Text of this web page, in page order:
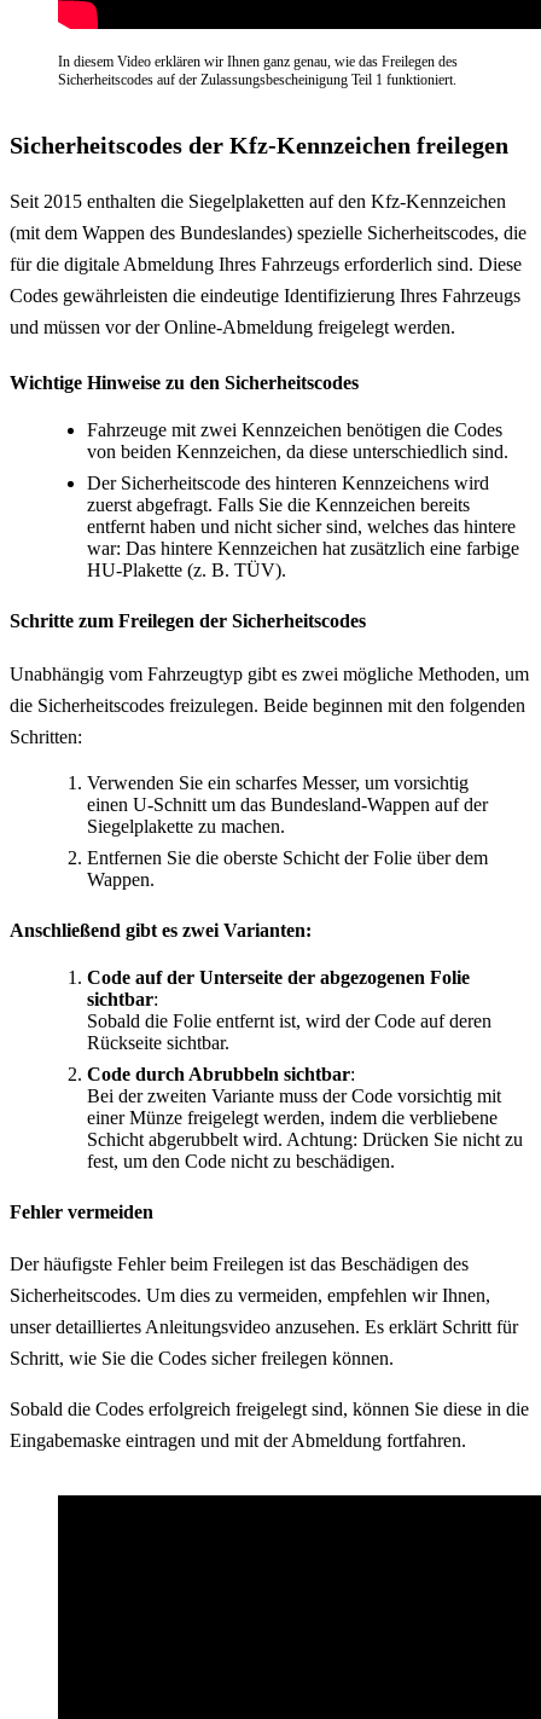
In diesem Video erklären wir Ihnen ganz genau, wie das Freilegen des
Sicherheitscodes auf der Zulassungsbescheinigung Teil 1 funktioniert.
Sicherheitscodes der Kfz-Kennzeichen freilegen
Seit 2015 enthalten die Siegelplaketten auf den Kfz-Kennzeichen
(mit dem Wappen des Bundeslandes) spezielle Sicherheitscodes, die
für die digitale Abmeldung Ihres Fahrzeugs erforderlich sind. Diese
Codes gewährleisten die eindeutige Identifizierung Ihres Fahrzeugs
und müssen vor der Online-Abmeldung freigelegt werden.
Wichtige Hinweise zu den Sicherheitscodes
Fahrzeuge mit zwei Kennzeichen benötigen die Codes
von beiden Kennzeichen, da diese unterschiedlich sind.
Der Sicherheitscode des hinteren Kennzeichens wird
zuerst abgefragt. Falls Sie die Kennzeichen bereits
entfernt haben und nicht sicher sind, welches das hintere
war: Das hintere Kennzeichen hat zusätzlich eine farbige
HU-Plakette (z. B. TÜV).
Schritte zum Freilegen der Sicherheitscodes
Unabhängig vom Fahrzeugtyp gibt es zwei mögliche Methoden, um
die Sicherheitscodes freizulegen. Beide beginnen mit den folgenden
Schritten:
Verwenden Sie ein scharfes Messer, um vorsichtig
einen U-Schnitt um das Bundesland-Wappen auf der
Siegelplakette zu machen.
Entfernen Sie die oberste Schicht der Folie über dem
Wappen.
Anschließend gibt es zwei Varianten:
Code auf der Unterseite der abgezogenen Folie
sichtbar:
Sobald die Folie entfernt ist, wird der Code auf deren
Rückseite sichtbar.
Code durch Abrubbeln sichtbar:
Bei der zweiten Variante muss der Code vorsichtig mit
einer Münze freigelegt werden, indem die verbliebene
Schicht abgerubbelt wird. Achtung: Drücken Sie nicht zu
fest, um den Code nicht zu beschädigen.
Fehler vermeiden
Der häufigste Fehler beim Freilegen ist das Beschädigen des
Sicherheitscodes. Um dies zu vermeiden, empfehlen wir Ihnen,
unser detailliertes Anleitungsvideo anzusehen. Es erklärt Schritt für
Schritt, wie Sie die Codes sicher freilegen können.
Sobald die Codes erfolgreich freigelegt sind, können Sie diese in die
Eingabemaske eintragen und mit der Abmeldung fortfahren.